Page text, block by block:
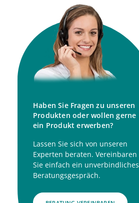
Haben Sie Fragen zu unseren
Produkten oder wollen gerne
ein Produkt erwerben?
Lassen Sie sich von unseren
Experten beraten. Vereinbaren
Sie einfach ein unverbindliches
Beratungsgespräch.